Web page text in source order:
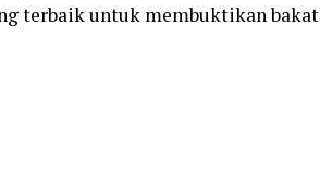
terbaik untuk membuktikan bakat